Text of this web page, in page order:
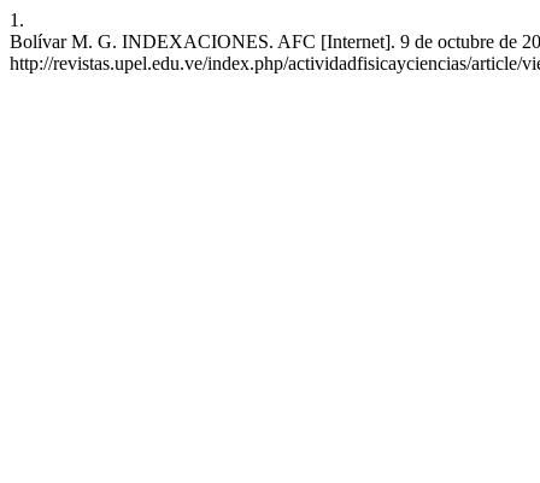
1.
Bolívar M. G. INDEXACIONES. AFC [Internet]. 9 de octubre de
http://revistas.upel.edu.ve/index.php/actividadfisicayciencias/article/